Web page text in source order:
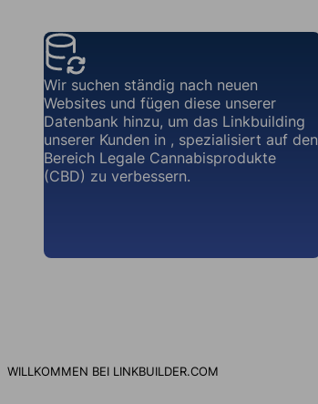
Wir suchen ständig nach neuen
Websites und fügen diese unserer
Datenbank hinzu, um das Linkbuilding
unserer Kunden in , spezialisiert auf den
Bereich Legale Cannabisprodukte
(CBD) zu verbessern.
WILLKOMMEN BEI LINKBUILDER.COM